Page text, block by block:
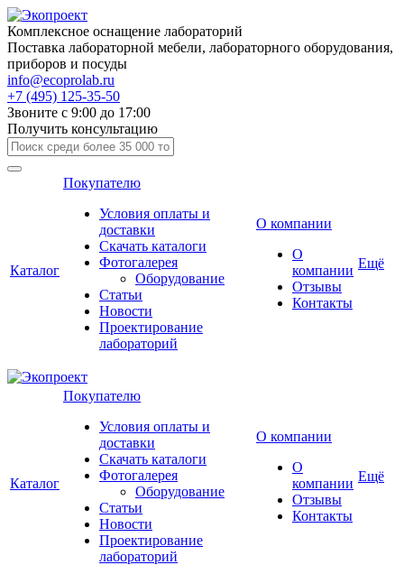
Комплексное оснащение лабораторий
Поставка лабораторной мебели, лабораторного оборудования,
приборов и посуды
info@ecoprolab.ru
+7 (495) 125-35-50
Звоните с 9:00 до 17:00
Получить консультацию
Каталог
Покупателю
Условия оплаты и
доставки
Скачать каталоги
Фотогалерея
Оборудование
Статьи
Новости
Проектирование
лабораторий
О компании
О
компании
Отзывы
Контакты
Ещё
Каталог
Покупателю
Условия оплаты и
доставки
Скачать каталоги
Фотогалерея
Оборудование
Статьи
Новости
Проектирование
лабораторий
О компании
О
компании
Отзывы
Контакты
Ещё